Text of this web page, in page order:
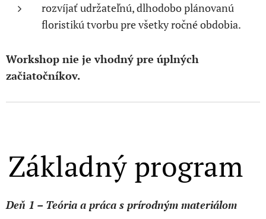
rozvíjať udržateľnú, dlhodobo plánovanú
floristikú tvorbu pre všetky ročné obdobia.
Workshop nie je vhodný pre úplných
začiatočníkov.
Základný program
Deň 1 – Teória a práca s prírodným materiálom